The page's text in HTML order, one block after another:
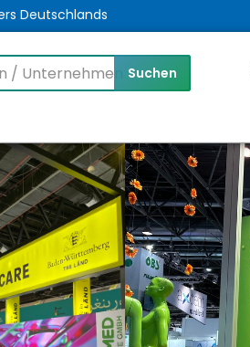
Deutschlands